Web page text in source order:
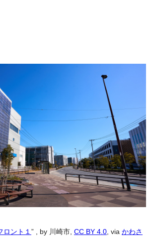
利を問わずご利用いただけます。トリミン
可能です。クレジット表記は必須です。
も適用されます。
ロント１ ” , by 川崎市, CC BY 4.0 , via かわさ